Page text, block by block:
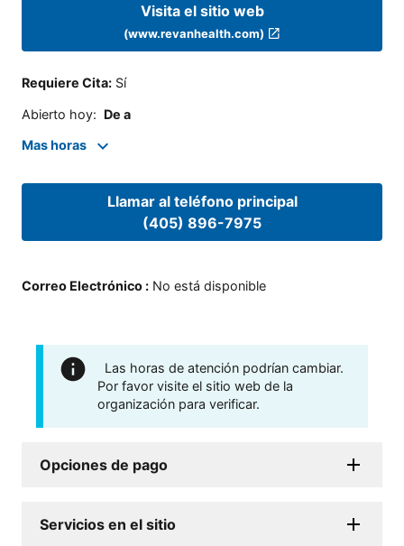
Visita el sitio web
(www.revanhealth.com)
Requiere Cita: Sí
Abierto hoy: De a
Mas horas
Llamar al teléfono principal
(405) 896-7975
Correo Electrónico : No está disponible
Las horas de atención podrían cambiar.
Por favor visite el sitio web de la
organización para verificar.
Opciones de pago
Servicios en el sitio